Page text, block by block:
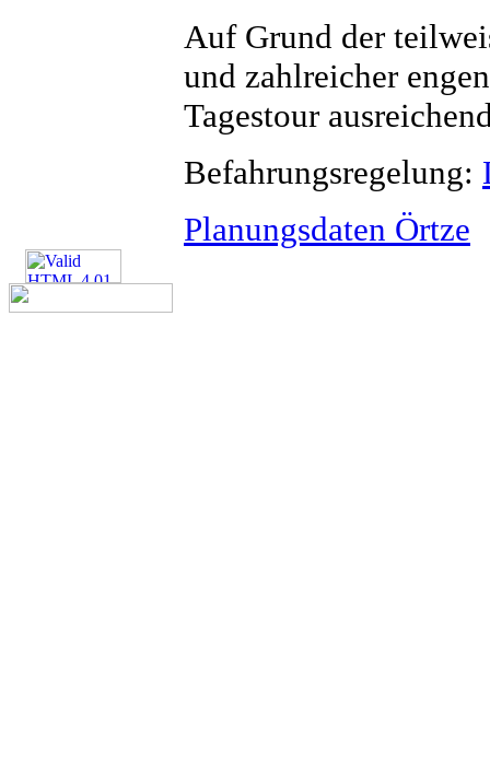
Auf Grund der
und zahlreicher
Tagestour
Befahrungsregelung:
Planungsdaten Örtze